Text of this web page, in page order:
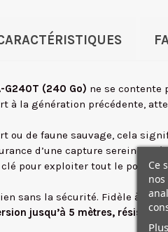
G240T (240 Go) ne se contente
à la génération précédente,
ou de faune sauvage, cela
d’une capture sereine.
clé pour exploiter tout le
sans la sécurité. Fidèle à la
jusqu’à 5 mètres,
Ce